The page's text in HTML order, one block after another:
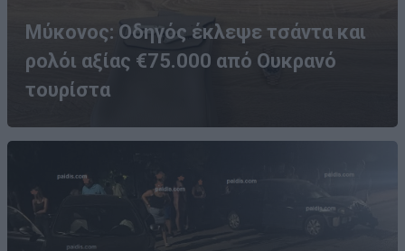
Μύκονος: Οδηγός έκλεψε τσάντα και
ρολόι αξίας €75.000 από Ουκρανό
τουρίστα